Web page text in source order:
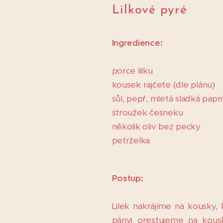
Lilkové pyré
Ingredience:
porce lilku
kousek rajčete (dle plánu)
sůl, pepř, mletá sladká
stroužek česneku
několik oliv bez pecky
petrželka
Postup:
Lilek nakrájíme na
pánvi orestujeme na